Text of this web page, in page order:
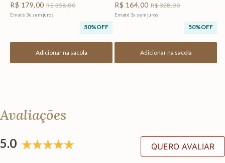
R$ 179,00 R$358,00
Em até 3x sem juros
50%OFF
Adicionar na sacola
R$ 164,00 R$328,00
Em até 3x sem juros
50%OFF
Adicionar na sacola
Avaliações
5.0 QUERO AVALIAR